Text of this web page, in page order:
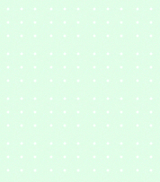
OPITEC - A